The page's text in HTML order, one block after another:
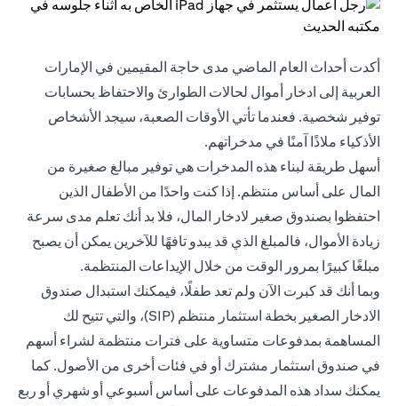
أكدت أحداث العام الماضي مدى حاجة المقيمين في الإمارات
العربية إلى ادخار أموال لحالات الطوارئ والاحتفاظ بحسابات
توفير شخصية. فعندما تأتي الأوقات الصعبة، سيجد الأشخاص
الأذكياء ملاذًا آمنًا في مدخراتهم.
أسهل طريقة لبناء هذه المدخرات هي توفير مبالغ صغيرة من
المال على أساس منتظم. إذا كنت واحدًا من الأطفال الذين
احتفظوا بصندوق صغير لادخار المال، فلا بد أنك تعلم مدى سرعة
زيادة الأموال، فالمبلغ الذي قد يبدو تافهًا للآخرين يمكن أن يصبح
مبلغًا كبيرًا بمرور الوقت من خلال الإيداعات المنتظمة.
وبما أنك قد كبرت الآن ولم تعد طفلًا، فيمكنك استبدال صندوق
الادخار الصغير بخطة استثمار منتظم (SIP)، والتي تتيح لك
المساهمة بمدفوعات متساوية على فترات منتظمة لشراء أسهم
في صندوق استثمار مشترك أو في فئات أخرى من الأصول. كما
يمكنك سداد هذه المدفوعات على أساس أسبوعي أو شهري أو ربع